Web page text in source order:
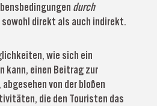
durch
direkt als auch indirekt.
wie sich ein
kann, einen Beitrag zur
von der bloßen
die den Touristen das